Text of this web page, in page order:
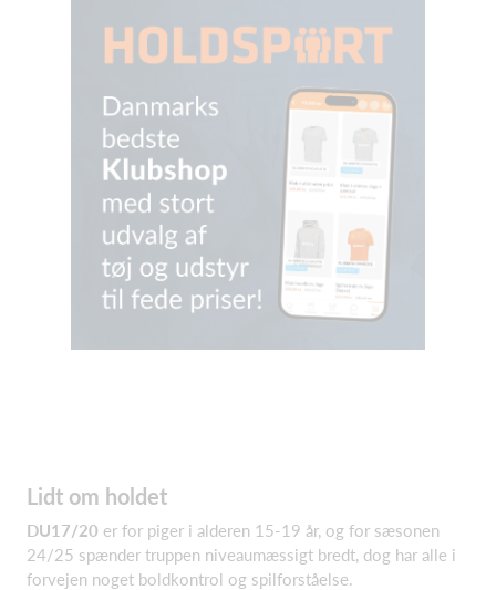
Lidt om holdet
DU17/20 er for piger i alderen 15-19 år, og for sæsonen
24/25 spænder truppen niveaumæssigt bredt, dog har alle i
forvejen noget boldkontrol og spilforståelse.